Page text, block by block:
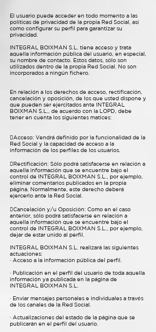
El usuario puede acceder en todo momento a las
políticas de privacidad de la propia Red Social, así
como configurar su perfil para garantizar su
privacidad.
INTEGRAL BOIXMAN S.L. tiene acceso y trata
aquella información pública del usuario, en especial,
su nombre de contacto. Estos datos, sólo son
utilizados dentro de la propia Red Social. No son
incorporados a ningún fichero.
En relación a los derechos de acceso, rectificación,
cancelación y oposición, de los que usted dispone y
que pueden ser ejercitados ante INTEGRAL
BOIXMAN S.L., de acuerdo con la LOPD, debe
tener en cuenta los siguientes matices:
Acceso: Vendrá definido por la funcionalidad de la
Red Social y la capacidad de acceso a la
información de los perfiles de los usuarios.
Rectificación: Sólo podrá satisfacerse en relación a
aquella información que se encuentre bajo el
control de INTEGRAL BOIXMAN S.L., por ejemplo,
eliminar comentarios publicados en la propia
página. Normalmente, este derecho deberá
ejercerlo ante la Red Social.
Cancelación y/u Oposición: Como en el caso
anterior, sólo podrá satisfacerse en relación a
aquella información que se encuentre bajo el
control de INTEGRAL BOIXMAN S.L., por ejemplo,
dejar de estar unido al perfil.
INTEGRAL BOIXMAN S.L. realizará las siguientes
actuaciones:
· Acceso a la información pública del perfil.
· Publicación en el perfil del usuario de toda aquella
información ya publicada en la página de
INTEGRAL BOIXMAN S.L.
· Enviar mensajes personales e individuales a través
de los canales de la Red Social.
· Actualizaciones del estado de la página que se
publicarán en el perfil del usuario.